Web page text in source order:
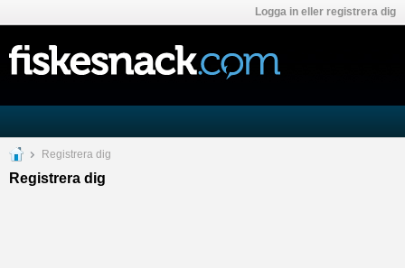
Logga in eller registrera dig
Registrera dig
Registrera dig